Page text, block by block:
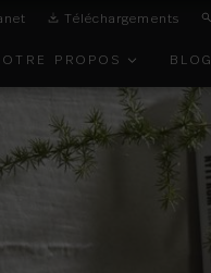
Téléchargements
PROPOS
DE
BLOG